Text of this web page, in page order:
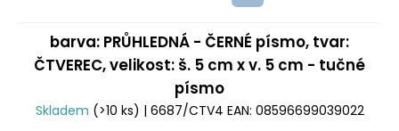
barva: PRŮHLEDNÁ - ČERNÉ písmo, tvar:
ČTVEREC, velikost: š. 5 cm x v. 5 cm - tučné
písmo
Skladem (>10 ks) | 6687/CTV4 EAN: 08596699039022